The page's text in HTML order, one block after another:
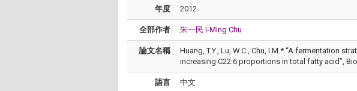
年度 2012
全部作者 朱一民 I-Ming Chu
論文名稱
Huang, T.Y., Lu, W.C., Chu, I.M.* “A fermentation
increasing C22:6 proportions in total fatty acid”,
語言 中文